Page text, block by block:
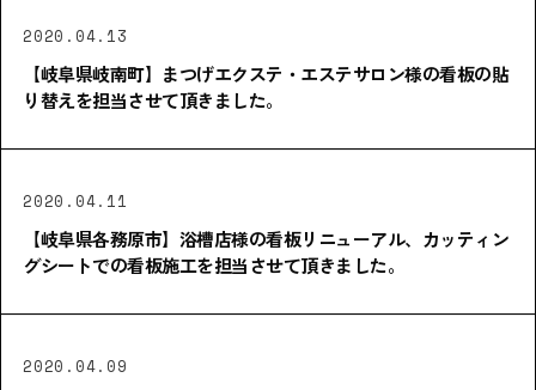
2020.04.13
【岐阜県岐南町】まつげエクステ・エステサロン様の看板の貼
り替えを担当させて頂きました。
2020.04.11
【岐阜県各務原市】浴槽店様の看板リニューアル、カッティン
グシートでの看板施工を担当させて頂きました。
2020.04.09